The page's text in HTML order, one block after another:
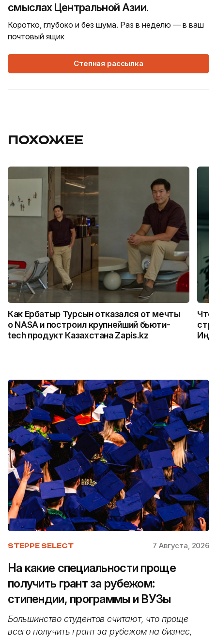
смыслах Центральной Азии.
Коротко, глубоко и без шума. Раз в неделю — в ваш
почтовый ящик
Степная рассылка
ПОХОЖЕЕ
Как Ербатыр Турсын отказался от мечты
о NASA и построил крупнейший бьюти-
tech продукт Казахстана Zapis.kz
Что
STEPPE SELECT 7 Августа, 2026
На какие специальности проще
получить грант за рубежом:
стипендии, программы и ВУЗы
Большинство студентов считают, что проще
всего получить грант за рубежом на бизнес,